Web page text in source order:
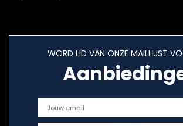
WORD LID VAN ONZE MAILLIJST